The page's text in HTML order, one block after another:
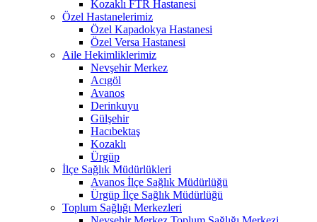
Kozaklı FTR Hastanesi
Özel Hastanelerimiz
Özel Kapadokya Hastanesi
Özel Versa Hastanesi
Aile Hekimliklerimiz
Nevşehir Merkez
Acıgöl
Avanos
Derinkuyu
Gülşehir
Hacıbektaş
Kozaklı
Ürgüp
İlçe Sağlık Müdürlükleri
Avanos İlçe Sağlık Müdürlüğü
Ürgüp İlçe Sağlık Müdürlüğü
Toplum Sağlığı Merkezleri